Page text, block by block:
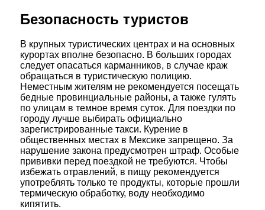
Безопасность туристов
В крупных туристических центрах и на основных
курортах вполне безопасно. В больших городах
следует опасаться карманников, в случае краж
обращаться в туристическую полицию.
Неместным жителям не рекомендуется посещать
бедные провинциальные районы, а также гулять
по улицам в темное время суток. Для поездки по
городу лучше выбирать официально
зарегистрированные такси. Курение в
общественных местах в Мексике запрещено. За
нарушение закона предусмотрен штраф. Особые
прививки перед поездкой не требуются. Чтобы
избежать отравлений, в пищу рекомендуется
употреблять только те продукты, которые прошли
термическую обработку, воду необходимо
кипятить.